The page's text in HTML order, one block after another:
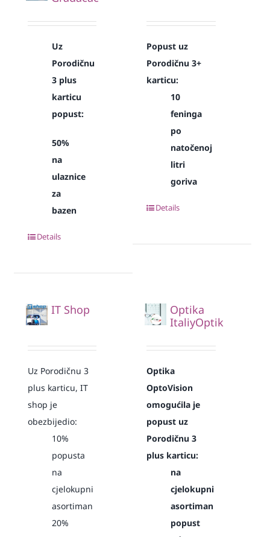
Uz
Porodičnu
3 plus
karticu
popust:
50%
na
ulaznice
za
bazen
Details
Popust uz
Porodičnu 3+
karticu:
10
feninga
po
natočenoj
litri
goriva
Details
IT Shop
Uz Porodičnu 3
plus karticu, IT
shop je
obezbijedio:
10%
popusta
na
cjelokupni
asortiman
20%
Optika
ItaliyOptik
Optika
OptoVision
omogućila je
popust uz
Porodičnu 3
plus karticu:
na
cjelokupni
asortiman
popust